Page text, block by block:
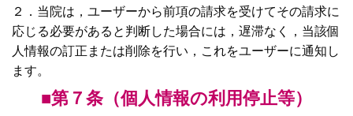
２．当院は，ユーザーから前項の請求を受けてその請求に
応じる必要があると判断した場合には，遅滞なく，当該個
人情報の訂正または削除を行い，これをユーザーに通知し
ます。
■第７条（個人情報の利用停止等）